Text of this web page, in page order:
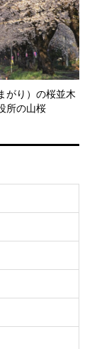
がり）の桜並木
所の山桜